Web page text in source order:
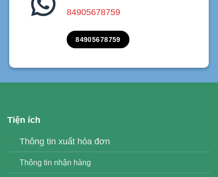
84905678759
84905678759
Tiện ích
Thông tin xuất hóa đơn
Thông tin nhận hàng